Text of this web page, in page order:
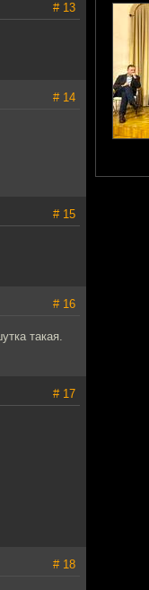
# 13
# 14
# 15
# 16
такая.
# 17
# 18